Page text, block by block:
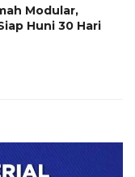
Modular,
Huni 30 Hari